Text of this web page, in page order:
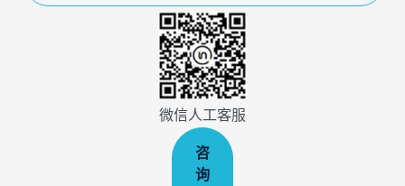
微信人工客服
咨
询